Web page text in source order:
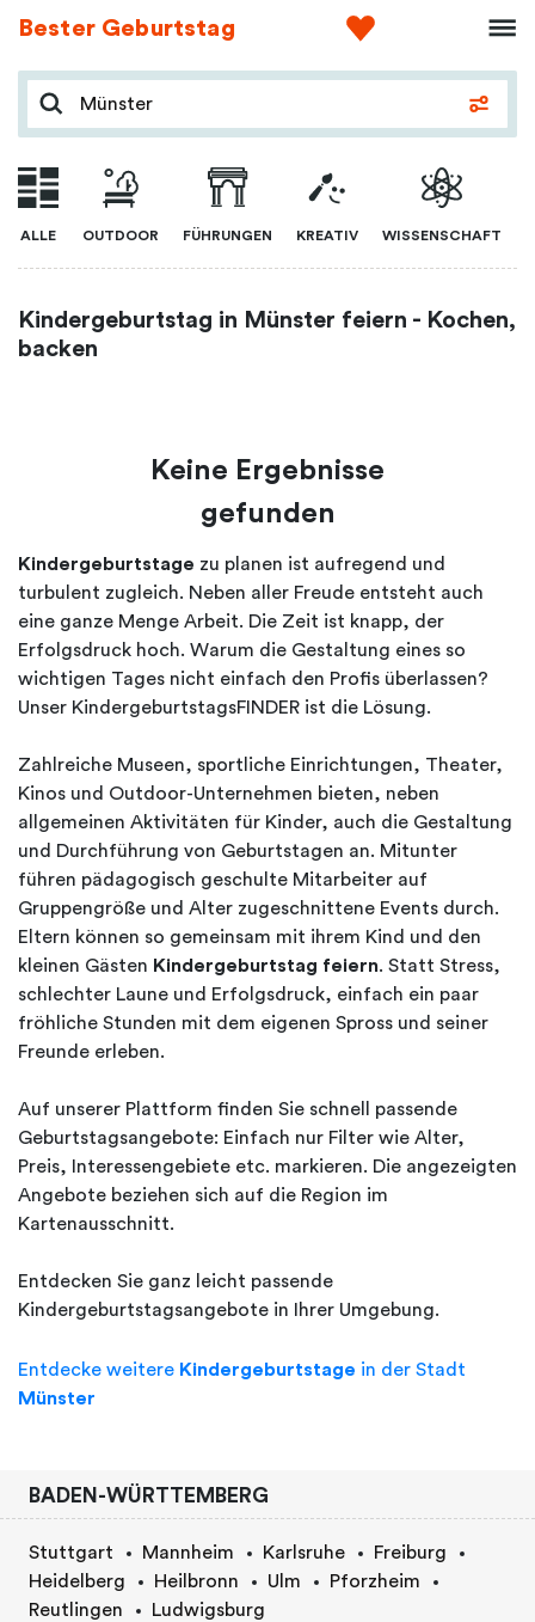
Bester Geburtstag
ALLE OUTDOOR FÜHRUNGEN KREATIV WISSENSCHAFT
Kindergeburtstag in Münster feiern - Kochen,
backen
Keine Ergebnisse
gefunden
Kindergeburtstage zu planen ist aufregend und
turbulent zugleich. Neben aller Freude entsteht auch
eine ganze Menge Arbeit. Die Zeit ist knapp, der
Erfolgsdruck hoch. Warum die Gestaltung eines so
wichtigen Tages nicht einfach den Profis überlassen?
Unser KindergeburtstagsFINDER ist die Lösung.
Zahlreiche Museen, sportliche Einrichtungen, Theater,
Kinos und Outdoor-Unternehmen bieten, neben
allgemeinen Aktivitäten für Kinder, auch die Gestaltung
und Durchführung von Geburtstagen an. Mitunter
führen pädagogisch geschulte Mitarbeiter auf
Gruppengröße und Alter zugeschnittene Events durch.
Eltern können so gemeinsam mit ihrem Kind und den
kleinen Gästen Kindergeburtstag feiern. Statt Stress,
schlechter Laune und Erfolgsdruck, einfach ein paar
fröhliche Stunden mit dem eigenen Spross und seiner
Freunde erleben.
Auf unserer Plattform finden Sie schnell passende
Geburtstagsangebote: Einfach nur Filter wie Alter,
Preis, Interessengebiete etc. markieren. Die angezeigten
Angebote beziehen sich auf die Region im
Kartenausschnitt.
Entdecken Sie ganz leicht passende
Kindergeburtstagsangebote in Ihrer Umgebung.
Entdecke weitere Kindergeburtstage in der Stadt
Münster
BADEN-WÜRTTEMBERG
Stuttgart Mannheim Karlsruhe
Freiburg
Heidelberg
Heilbronn Ulm
Pforzheim
Reutlingen
Ludwigsburg